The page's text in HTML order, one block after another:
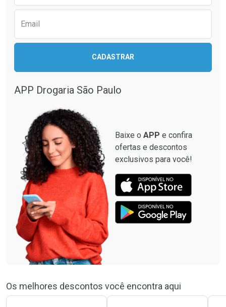
Comprar sem Desconto
Comprar sem Desconto
Comprar sem Desconto
Comprar sem Desconto
Email
CADASTRAR
APP Drogaria São Paulo
Baixe o APP e confira
ofertas e descontos
exclusivos para você!
Os melhores descontos você encontra aqui